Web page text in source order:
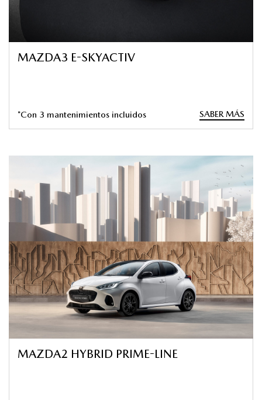
MAZDA3 E-SKYACTIV
*Con 3 mantenimientos incluidos SABER MÁS
MAZDA2 HYBRID PRIME-LINE